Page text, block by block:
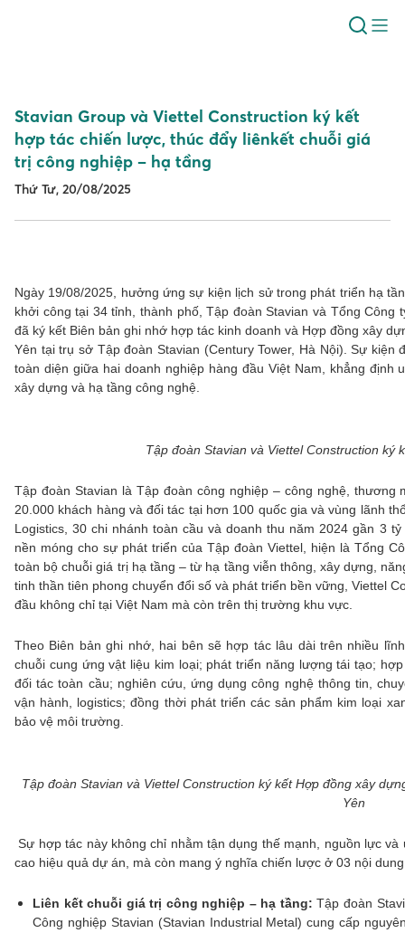
Stavian Group và Viettel Construction ký kết
hợp tác chiến lược, thúc đẩy liênkết chuỗi giá
trị công nghiệp – hạ tầng
Thứ Tư, 20/08/2025
Ngày 19/08/2025, hưởng ứng sự kiện lịch sử trong phát triển hạ
khởi công tại 34 tỉnh, thành phố, Tập đoàn Stavian và Tổng Công
đã ký kết Biên bản ghi nhớ hợp tác kinh doanh và Hợp đồng xây
Yên tại trụ sở Tập đoàn Stavian (Century Tower, Hà Nội). Sự
toàn diện giữa hai doanh nghiệp hàng đầu Việt Nam, khẳng
xây dựng và hạ tầng công nghệ.
Tập đoàn Stavian và Viettel Construction ký
Tập đoàn Stavian là Tập đoàn công nghiệp – công nghệ,
20.000 khách hàng và đối tác tại hơn 100 quốc gia và vùng lãnh
Logistics, 30 chi nhánh toàn cầu và doanh thu năm 2024 gần 3
nền móng cho sự phát triển của Tập đoàn Viettel, hiện là Tổng
toàn bộ chuỗi giá trị hạ tầng – từ hạ tầng viễn thông, xây dựng,
tinh thần tiên phong chuyển đổi số và phát triển bền vững, Viettel
đầu không chỉ tại Việt Nam mà còn trên thị trường khu vực.
Theo Biên bản ghi nhớ, hai bên sẽ hợp tác lâu dài trên nhiều
chuỗi cung ứng vật liệu kim loại; phát triển năng lượng tái tạo;
đối tác toàn cầu; nghiên cứu, ứng dụng công nghệ thông tin,
vận hành, logistics; đồng thời phát triển các sản phẩm kim loại
bảo vệ môi trường.
Tập đoàn Stavian và Viettel Construction ký kết Hợp đồng xây
Yên
Sự hợp tác này không chỉ nhằm tận dụng thế mạnh, nguồn lực
cao hiệu quả dự án, mà còn mang ý nghĩa chiến lược ở 03 nội
Liên kết chuỗi giá trị công nghiệp – hạ tầng: Tập đoàn
Công nghiệp Stavian (Stavian Industrial Metal) cung cấp